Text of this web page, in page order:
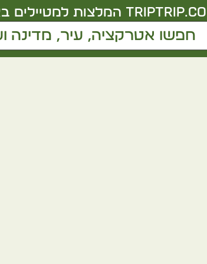
המלצות למטיילים